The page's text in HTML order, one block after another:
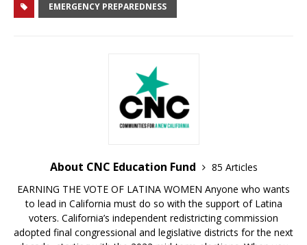
EMERGENCY PREPAREDNESS
About CNC Education Fund
85 Articles
EARNING THE VOTE OF LATINA WOMEN Anyone who wants
to lead in California must do so with the support of Latina
voters. California’s independent redistricting commission
adopted final congressional and legislative districts for the next